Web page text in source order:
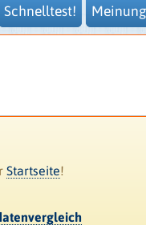
Schnelltest!
Startseite!